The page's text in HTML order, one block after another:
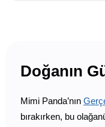
Doğanın
Mimi Panda’nın
bırakırken, bu